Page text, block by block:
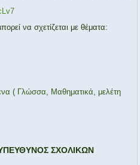
να σχετίζεται με θέματα:
( Γλώσσα, Μαθηματικά, μελέτη
ΣΧΟΛΙΚΩΝ